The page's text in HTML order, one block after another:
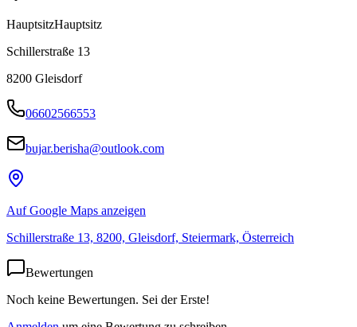
HauptsitzHauptsitz
Schillerstraße 13
8200 Gleisdorf
06602566553
bujar.berisha@outlook.com
Auf Google Maps anzeigen
Schillerstraße 13, 8200, Gleisdorf, Steiermark, Österreich
Bewertungen
Noch keine Bewertungen. Sei der Erste!